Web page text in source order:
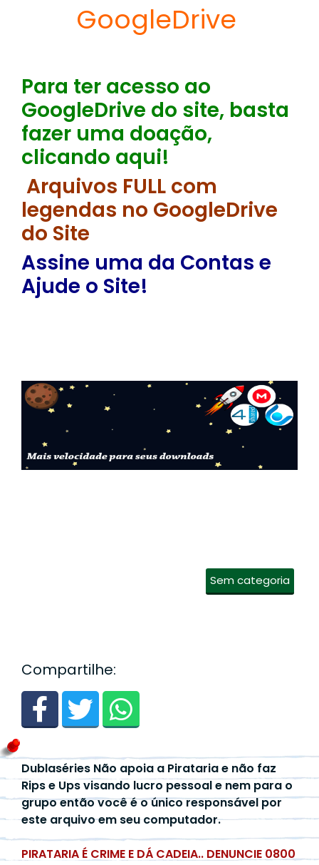
GoogleDrive
Para ter acesso ao
GoogleDrive do site, basta
fazer uma doação,
clicando aqui!
Arquivos FULL com
legendas no GoogleDrive
do Site
Assine uma da Contas e
Ajude o Site!
Sem categoria
Compartilhe:
Dublaséries Não apoia a Pirataria e não faz
Rips e Ups visando lucro pessoal e nem para o
grupo então você é o único responsável por
este arquivo em seu computador.
PIRATARIA É CRIME E DÁ CADEIA.. DENUNCIE 0800